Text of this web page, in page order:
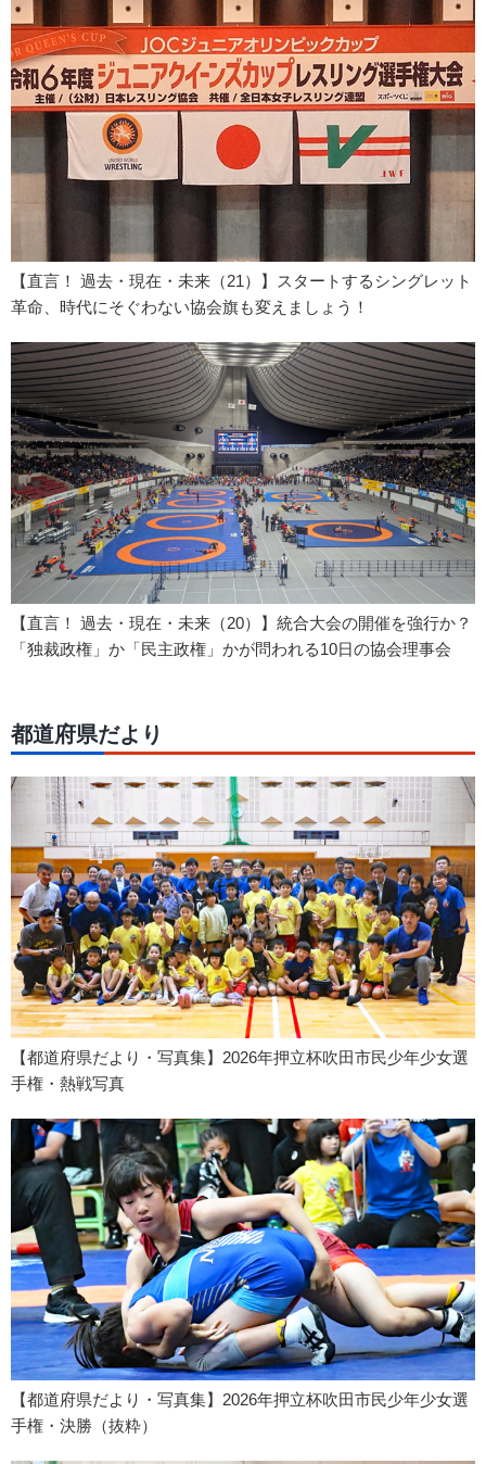
【直言！ 過去・現在・未来（21）】スタートするシングレット
革命、時代にそぐわない協会旗も変えましょう！
【直言！ 過去・現在・未来（20）】統合大会の開催を強行か？
「独裁政権」か「民主政権」かが問われる10日の協会理事会
都道府県だより
【都道府県だより・写真集】2026年押立杯吹田市民少年少女選
手権・熱戦写真
【都道府県だより・写真集】2026年押立杯吹田市民少年少女選
手権・決勝（抜粋）